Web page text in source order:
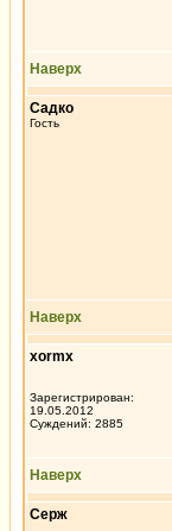
Наверх
Садко
Гость
Наверх
xormx
Зарегистрирован:
19.05.2012
Суждений: 2885
Наверх
Серж